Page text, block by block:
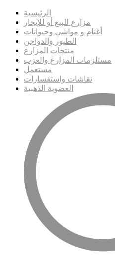
الرئيسية
مزارع للبيع أو للإيجار
أغنام و مواشي وحيوانات
الطيور والدواجن
منتجات المزارع
مستلزمات المزارع والعزب
مستعمل
نقاشات واستفسارات
العضوية الذهبية